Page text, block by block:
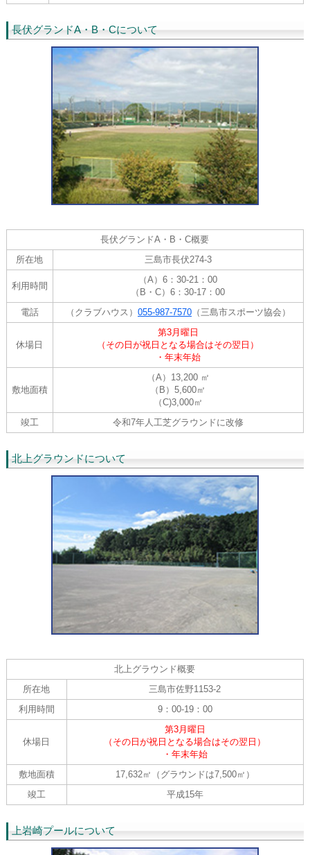
長伏グランドA・B・Cについて
長伏グランドA・B・C概要
所在地
三島市長伏274-3
利用時間
（A）6：30-21：00
（B・C）6：30-17：00
電話
（クラブハウス） 055-987-7570（三島市スポーツ協会）
休場日
第3月曜日
（その日が祝日となる場合はその翌日）
・年末年始
敷地面積
（A）13,200 ㎡
（B）5,600㎡
（C)3,000㎡
竣工
令和7年人工芝グラウンドに改修
北上グラウンドについて
北上グラウンド概要
所在地
三島市佐野1153-2
利用時間
9：00-19：00
休場日
第3月曜日
（その日が祝日となる場合はその翌日）
・年末年始
敷地面積
17,632㎡（グラウンドは7,500㎡）
竣工
平成15年
上岩崎プールについて